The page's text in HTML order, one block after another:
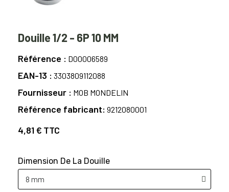
Douille 1/2 - 6P 10 MM
Référence D00006589
EAN-13 3303809112088
Fournisseur MOB MONDELIN
Référence fabricant 9212080001
4,81 € TTC
Dimension De La Douille